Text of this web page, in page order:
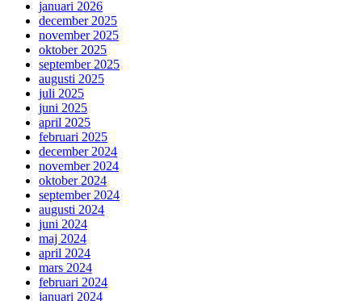
januari 2026
december 2025
november 2025
oktober 2025
september 2025
augusti 2025
juli 2025
juni 2025
april 2025
februari 2025
december 2024
november 2024
oktober 2024
september 2024
augusti 2024
juni 2024
maj 2024
april 2024
mars 2024
februari 2024
januari 2024